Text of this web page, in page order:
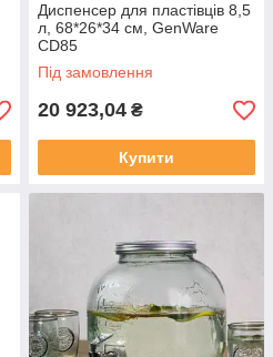
Диспенсер для пластівців 8,5
л, 68*26*34 см, GenWare
CD85
Під замовлення
20 923,04 ₴
Купити